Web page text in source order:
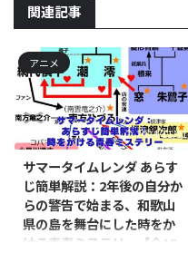
関連記事
アニメ
2024/11/11
サマータイムレンダ あらす
じ簡単解説：2年後の自分か
らの警告で始まる、和歌山
県の島を舞台にした時をか
ける青春ミステリー【全15